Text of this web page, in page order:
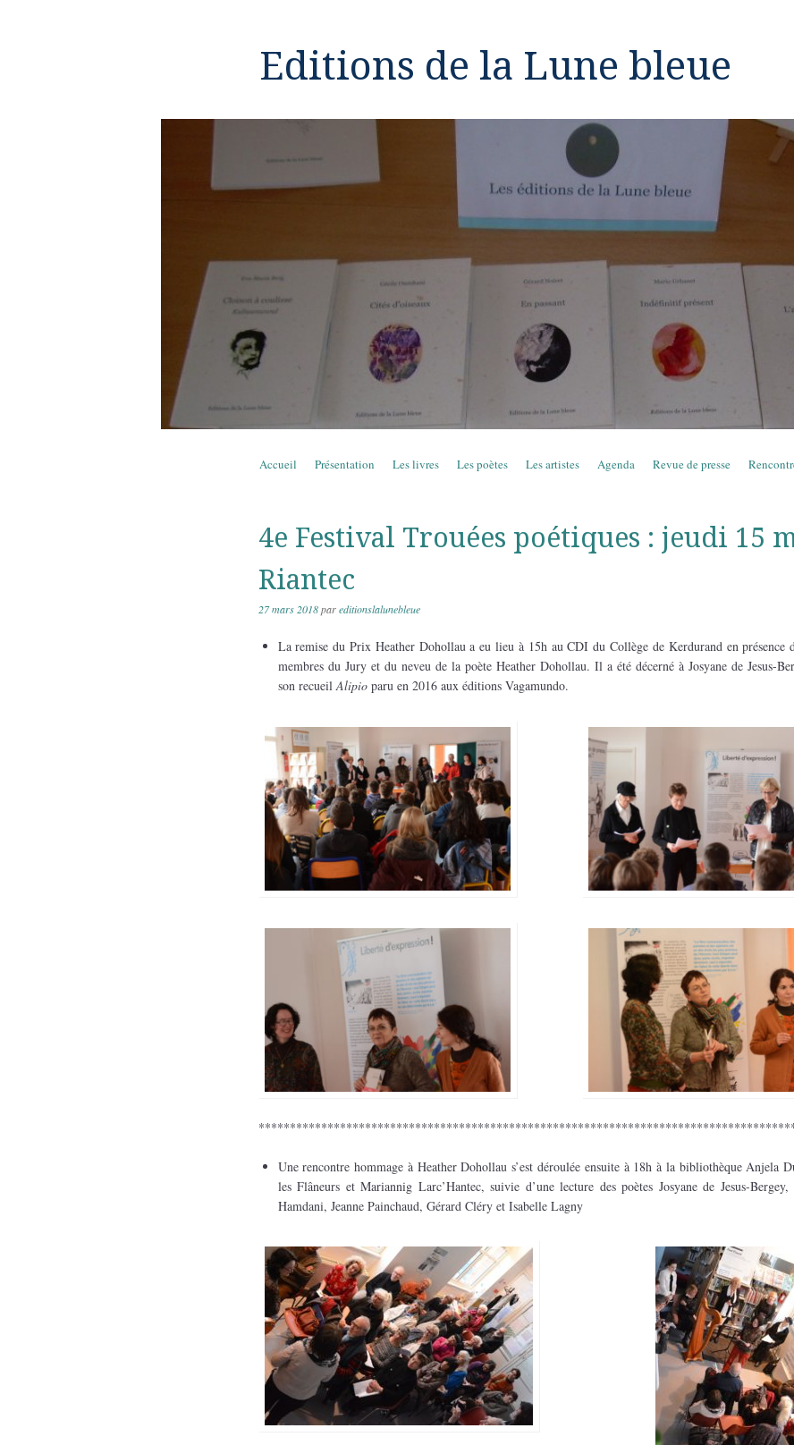
Editions de la Lune bleue
Menu
Aller au contenu
Accueil Présentation Les livres Les poètes Les artistes Agenda Revue de presse
4e Festival Trouées poétiques : jeudi 15
Riantec
27 mars 2018pareditionslalunebleue
La remise du Prix Heather Dohollau a eu lieu à 15h au CDI du Collège de Kerdurand en présence
membres du Jury et du neveu de la poète Heather Dohollau. Il a été décerné à Josyane de Jesus-
son recueilAlipio paru en 2016 aux éditions Vagamundo.
Une rencontre hommage à Heather Dohollau s’est déroulée ensuite à 18h à la bibliothèque Anjela
les Flâneurs et Mariannig Larc’Hantec, suivie d’une lecture des poètes Josyane de Jesus-
Hamdani, Jeanne Painchaud, Gérard Cléry et Isabelle Lagny